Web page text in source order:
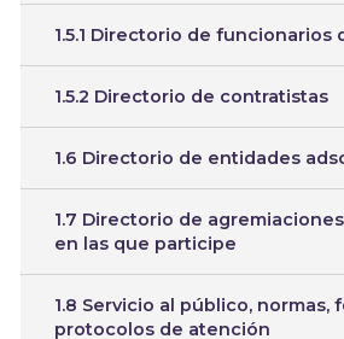
1.5.1 Directorio de funcionarios
1.5.2 Directorio de contratistas
1.6 Directorio de entidades
1.7 Directorio de
en las que participe
1.8 Servicio al público, normas,
protocolos de atención